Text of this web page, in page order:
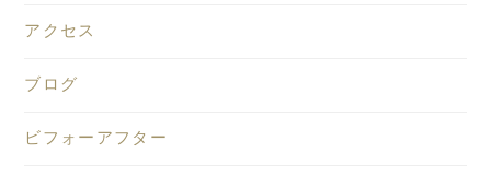
アクセス
ブログ
ビフォーアフター